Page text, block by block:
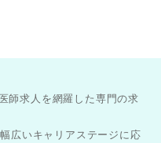
師求人を網羅した専門の求
広いキャリアステージに応